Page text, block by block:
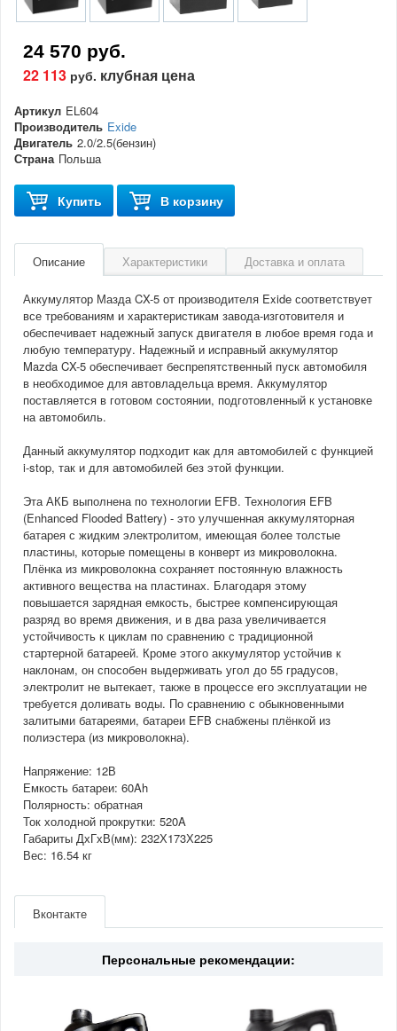
24 570 руб.
22 113 руб. клубная цена
Артикул EL604
Производитель Exide
Двигатель 2.0/2.5(бензин)
Страна Польша
Купить В корзину
Описание Характеристики Доставка и оплата
Аккумулятор Мазда CX-5 от производителя Exide соответствует
все требованиям и характеристикам завода-изготовителя и
обеспечивает надежный запуск двигателя в любое время года и
любую температуру. Надежный и исправный аккумулятор
Mazda CX-5 обеспечивает беспрепятственный пуск автомобиля
в необходимое для автовладельца время. Аккумулятор
поставляется в готовом состоянии, подготовленный к установке
на автомобиль.
Данный аккумулятор подходит как для автомобилей с функцией
i-stop, так и для автомобилей без этой функции.
Эта АКБ выполнена по технологии EFB. Технология EFB
(Enhanced Flooded Battery) - это улучшенная аккумуляторная
батарея с жидким электролитом, имеющая более толстые
пластины, которые помещены в конверт из микроволокна.
Плёнка из микроволокна сохраняет постоянную влажность
активного вещества на пластинах. Благодаря этому
повышается зарядная емкость, быстрее компенсирующая
разряд во время движения, и в два раза увеличивается
устойчивость к циклам по сравнению с традиционной
стартерной батареей. Кроме этого аккумулятор устойчив к
наклонам, он способен выдерживать угол до 55 градусов,
электролит не вытекает, также в процессе его эксплуатации не
требуется доливать воды. По сравнению с обыкновенными
залитыми батареями, батареи EFB снабжены плёнкой из
полиэстера (из микроволокна).
Напряжение: 12В
Емкость батареи: 60Ah
Полярность: обратная
Ток холодной прокрутки: 520A
Габариты ДхГхВ(мм): 232Х173Х225
Вес: 16.54 кг
Двигатель 2.0/2.5(бензин)
Вконтакте
Персональные рекомендации: